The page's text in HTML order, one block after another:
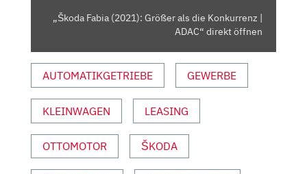
DAC“ V
NZEIGEN
„Škoda Fabia (2021): Größer als die Konkurrenz |
ADAC“ direkt öffnen
AUTOMATIKGETRIEBE GEWERBE
KLEINWAGEN LEASING
OTTOMOTOR ŠKODA